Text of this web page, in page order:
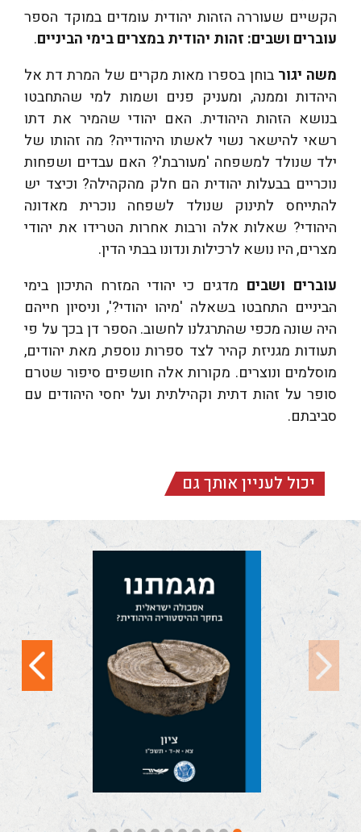
הקשיים שעוררה הזהות יהודית עומדים במוקד הספר
עוברים ושבים: זהות יהודית במצריםבימיהביניים.
משה יגורבוחן בספרו מאות מקרים של המרת דת אל
היהדות וממנה, ומעניק פנים ושמות למי שהתחבטו
בנושא הזהות היהודית. האם יהודי שהמיר את דתו
רשאי להישאר נשוי לאשתו היהודייה? מה זהותו של
ילד שנולד למשפחה 'מעורבת'? האם עבדים ושפחות
נוכריים בבעלות יהודית הם חלק מהקהילה? וכיצד יש
להתייחס לתינוק שנולד לשפחה נוכרית מאדונה
היהודי? שאלות אלה ורבות אחרות הטרידו את יהודי
מצרים, היו נושא לרכילות ונדונו בבתי הדין.
עוברים ושביםמדגים כי יהודי המזרח התיכון בימי
הביניים התחבטו בשאלה 'מיהו יהודי?', וניסיון חייהם
היה שונה מכפי שהתרגלנו לחשוב. הספר דן בכך על פי
תעודות מגניזת קהיר לצד ספרות נוספת, מאת יהודים,
מוסלמים ונוצרים. מקורות אלה חושפים סיפור שטרם
סופר על זהות דתית וקהילתית ועל יחסי היהודים עם
סביבתם.
יכול לעניין אותך גם
א-ד)
מגמתנו: אסכולה
ההיסטוריה היהודית?
(ציון, צא [תשפ"ו]) הוא
כרך-נושא...
קראו עוד
2
6
8
11